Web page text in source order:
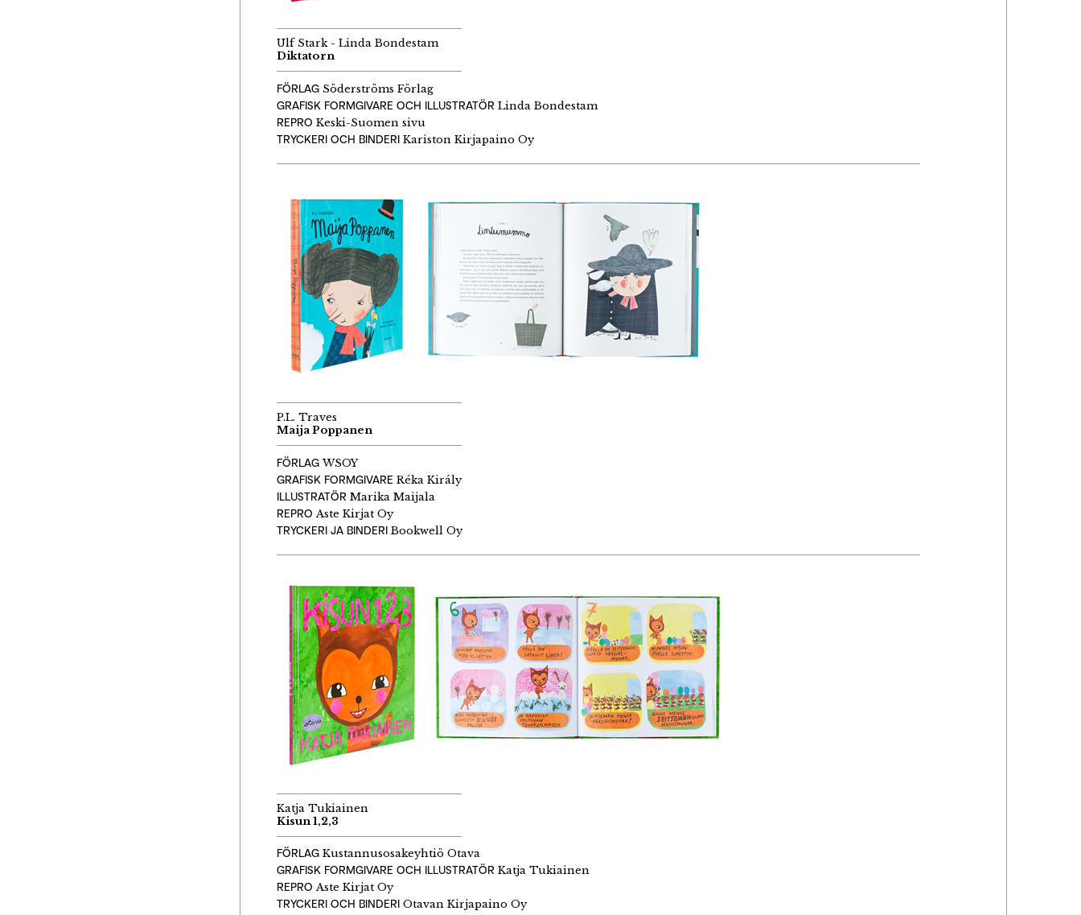
Ulf Stark - Linda Bondestam
Diktatorn
FÖRLAG Söderströms Förlag
GRAFISK FORMGIVARE OCH ILLUSTRATÖR Linda Bondestam
REPRO Keski-Suomen sivu
TRYCKERI OCH BINDERI Kariston Kirjapaino Oy
P.L. Traves
Maija Poppanen
FÖRLAGWSOY
GRAFISK FORMGIVARE Réka Király
ILLUSTRATÖR Marika Maijala
REPRO Aste Kirjat Oy
TRYCKERI JA BINDERI Bookwell Oy
Katja Tukiainen
Kisun 1,2,3
FÖRLAG Kustannusosakeyhtiö Otava
GRAFISK FORMGIVARE OCH ILLUSTRATÖR Katja Tukiainen
REPRO Aste Kirjat Oy
TRYCKERI OCH BINDERI Otavan Kirjapaino Oy